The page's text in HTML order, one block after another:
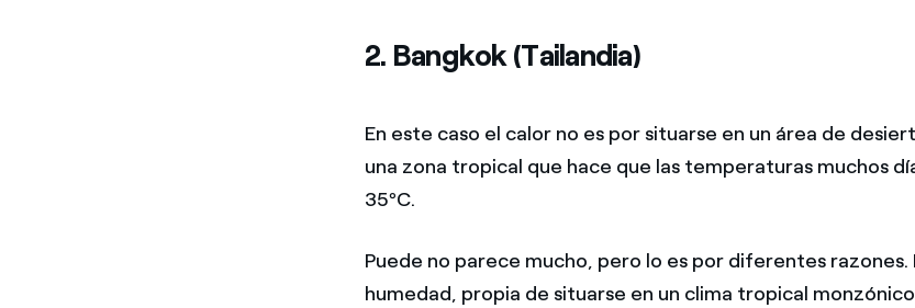
2. Bangkok (Tailandia)
En este caso el calor no es por situarse en un área de
una zona tropical que hace que las temperaturas muchos
35ºC.
Puede no parece mucho, pero lo es por diferentes razones.
humedad, propia de situarse en un clima tropical